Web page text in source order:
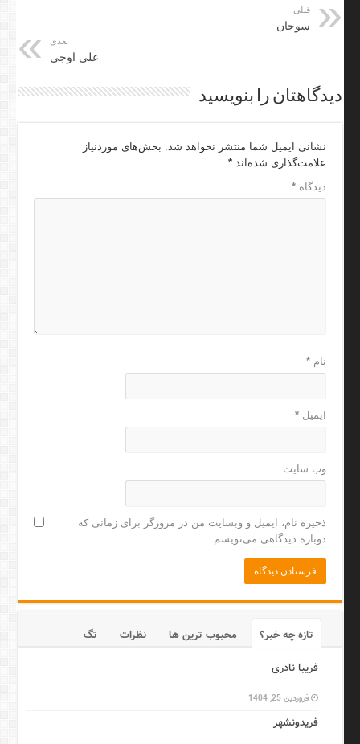
قبلی
سوجان
بعدی
علی اوجی
دیدگاهتان را بنویسید
نشانی ایمیل شما منتشر نخواهد شد. بخش‌های موردنیاز
علامت‌گذاری شده‌اند*
دیدگاه*
نام*
ایمیل*
وب‌ سایت
ذخیره نام، ایمیل و وبسایت من در مرورگر برای زمانی که
دوباره دیدگاهی می‌نویسم.
تازه چه خبر؟ محبوب ترین ها نظرات
تگ
فریبا نادری
فروردین 25, 1404
فریدونشهر